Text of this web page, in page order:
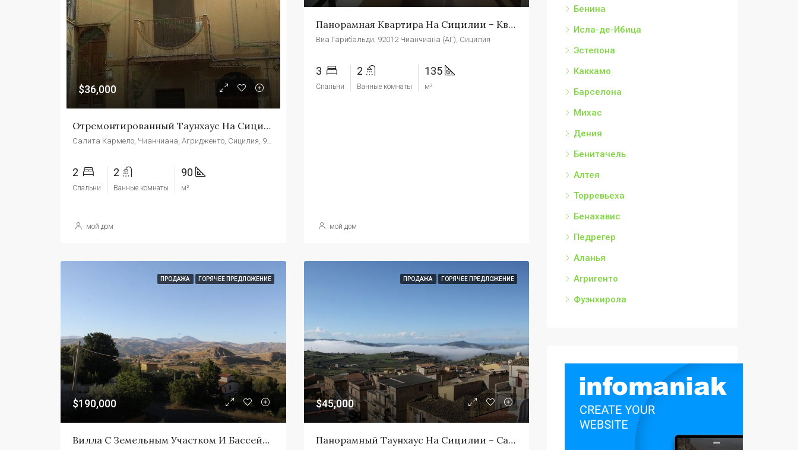
$36,000
Отремонтированный Таунхаус На Сицилии – Casa Daniela Salita Carmelo
2
Спальни
2
Ванные комнаты
90
м²
мой дом
Панорамная Квартира На Сицилии – Квартира Лаура Виа Гарибальди
Виа Гарибальди, 92012 Чианчиана (АГ), Сицилия
3
Спальни
2
Ванные комнаты
135
м²
мой дом
ПРОДАЖА ГОРЯЧЕЕ ПРЕДЛОЖЕНИЕ
$190,000
Вилла С Земельным Участком И Бассейном На Сицилии – Вилла Константино Сант'Анджело Мухаро (АГ)
ПРОДАЖА ГОРЯЧЕЕ ПРЕДЛОЖЕНИЕ
$45,000
Панорамный Таунхаус На Сицилии – Casa Cedervall
Бенина
Исла-де-Ибица
Эстепона
Каккамо
Барселона
Михас
Дения
Бенитачель
Алтея
Торревьеха
Бенахавис
Педрегер
Аланья
Агригенто
Фуэнхирола